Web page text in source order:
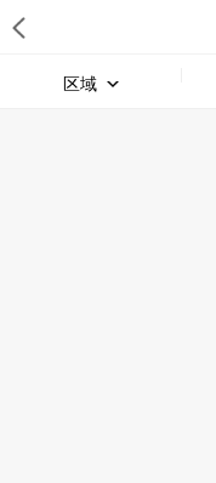
区域